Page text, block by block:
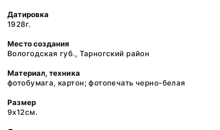
Датировка
1928г.
Место создания
Вологодская губ., Тарногский район
Материал, техника
фотобумага, картон; фотопечать черно-белая
Размер
9х12см.